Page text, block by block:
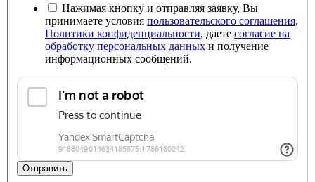
Нажимая кнопку и отправляя заявку, Вы
принимаете условия пользовательского соглашения,
Политики конфиденциальности, даете согласие на
обработку персональных данных и получение
информационных сообщений.
Отправить